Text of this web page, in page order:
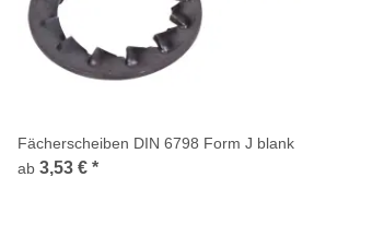
Fächerscheiben DIN 6798 Form J blank
ab 3,53 € *